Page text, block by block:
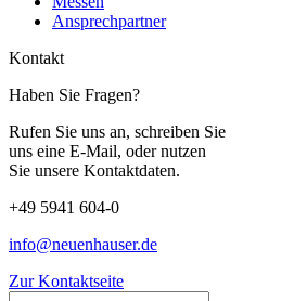
Ansprechpartner
Kontakt
Haben Sie Fragen?
Rufen Sie uns an, schreiben Sie
uns eine E-Mail, oder nutzen
Sie unsere Kontaktdaten.
+49 5941 604-0
info@neuenhauser.de
Zur Kontaktseite